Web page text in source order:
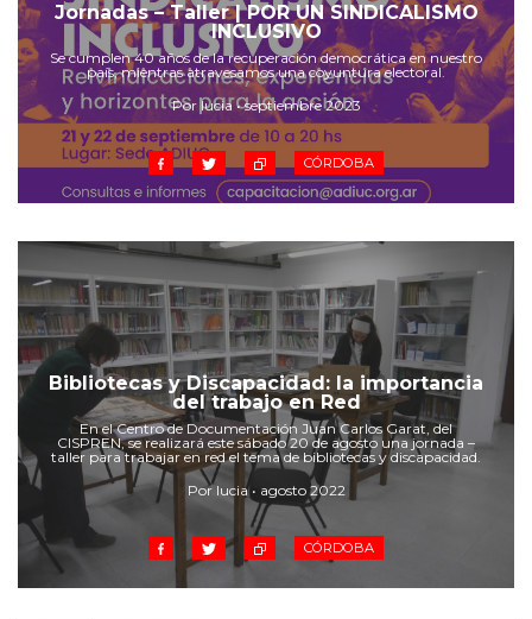
Cruz del Eje
Corredor de Ansenuza
La Carlota y zona
Laboulaye y sur
Bell Ville
Río Tercero
Despeñaderos
Jornadas – Taller | POR UN SINDICALISMO
INCLUSIVO
Se cumplen 40 años de la recuperación democrática en nuestro
país, mientras atravesamos una coyuntura electoral.
Por lucia • septiembre 2023
CÓRDOBA
Bibliotecas y Discapacidad: la importancia
del trabajo en Red
En el Centro de Documentación Juan Carlos Garat, del
CISPREN, se realizará este sábado 20 de agosto una jornada –
taller para trabajar en red el tema de bibliotecas y discapacidad.
Por lucia • agosto 2022
CÓRDOBA